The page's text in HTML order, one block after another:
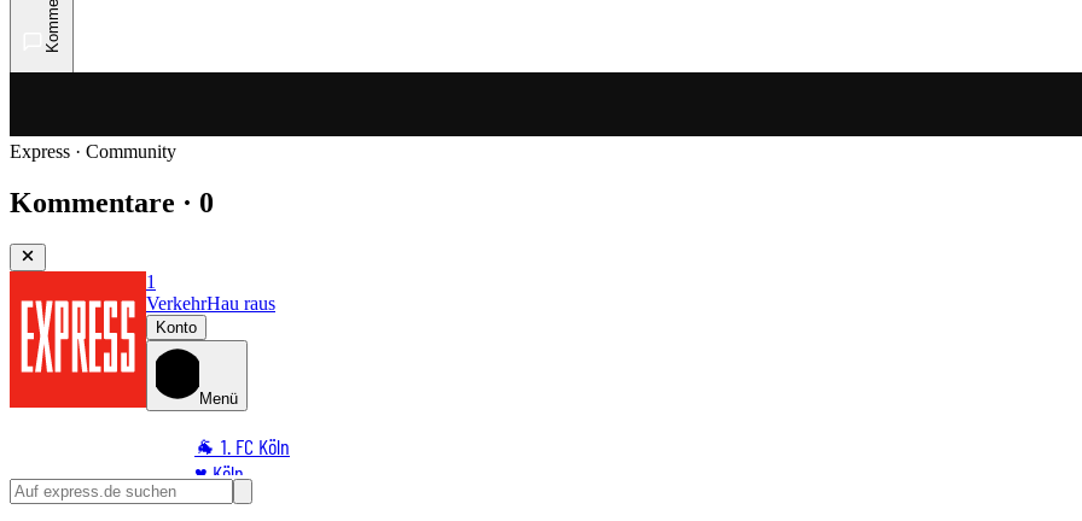
Express · Community
Kommentare · 0
1
VerkehrHau raus
Konto
Menü
🐐 1. FC Köln
♥️ Köln
⭐ Promi